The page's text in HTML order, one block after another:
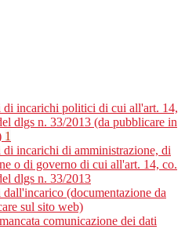
di incarichi politici di cui all'art. 14,
dlgs n. 33/2013 (da pubblicare in
1
di incarichi di amministrazione, di
o di governo di cui all'art. 14, co.
dlgs n. 33/2013
dall'incarico (documentazione da
sul sito web)
comunicazione dei dati